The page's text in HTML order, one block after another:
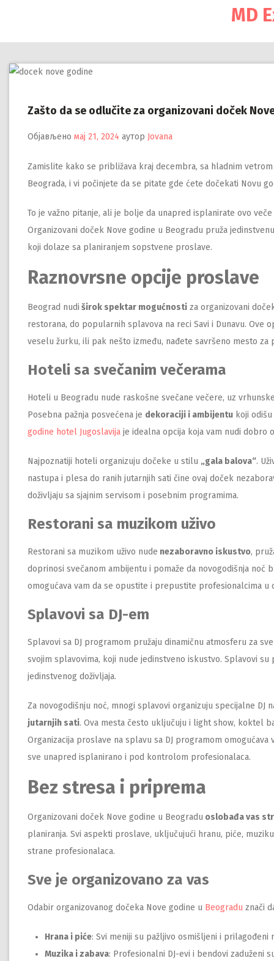
MD
Zašto da se odlučite za organizovani doček
Објављено мај 21, 2024 аутор Jovana
Zamislite kako se približava kraj decembra, sa hladnim
Beograda, i vi počinjete da se pitate gde ćete dočekati Novu
To je važno pitanje, ali je bolje da unapred isplanirate ovo
Organizovani doček Nove godine u Beogradu pruža
koji dolaze sa planiranjem sopstvene proslave.
Raznovrsne opcije proslave
Beograd nudi širok spektar mogućnosti za organizovani
restorana, do popularnih splavova na reci Savi i Dunavu. Ove
veselu žurku, ili pak nešto između, nađete savršeno mesto za
Hoteli sa svečanim večerama
Hoteli u Beogradu nude raskošne svečane večere, uz
Posebna pažnja posvećena je dekoraciji i ambijentu koji
godine hotel Jugoslavija je idealna opcija koja vam nudi dobro
Najpoznatiji hoteli organizuju dočeke u stilu „gala balova“.
nastupa i plesa do ranih jutarnjih sati čine ovaj doček
doživljaju sa sjajnim servisom i posebnim programima.
Restorani sa muzikom uživo
Restorani sa muzikom uživo nude nezaboravno iskustvo,
doprinosi svečanom ambijentu i pomaže da novogodišnja noć
omogućava vam da se opustite i prepustite profesionalcima u
Splavovi sa DJ-em
Splavovi sa DJ programom pružaju dinamičnu atmosferu za
svojim splavovima, koji nude jedinstveno iskustvo. Splavovi
jedinstvenog doživljaja.
Za novogodišnju noć, mnogi splavovi organizuju specijalne
jutarnjih sati. Ova mesta često uključuju i light show, koktel
Organizacija proslave na splavu sa DJ programom
sve unapred isplanirano i pod kontrolom profesionalaca.
Bez stresa i priprema
Organizovani doček Nove godine u Beogradu oslobađa vas
planiranja. Svi aspekti proslave, uključujući hranu, piće,
strane profesionalaca.
Sve je organizovano za vas
Odabir organizovanog dočeka Nove godine u Beogradu znači
Hrana i piće: Svi meniji su pažljivo osmišljeni i prilagođeni
Muzika i zabava: Profesionalni DJ-evi i bendovi zaduženi